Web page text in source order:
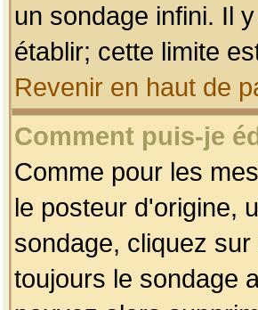
un sondage infini. Il
établir; cette limite
Revenir en haut de
Comment puis-je
Comme pour les
le posteur d'origine,
sondage, cliquez
toujours le sondage